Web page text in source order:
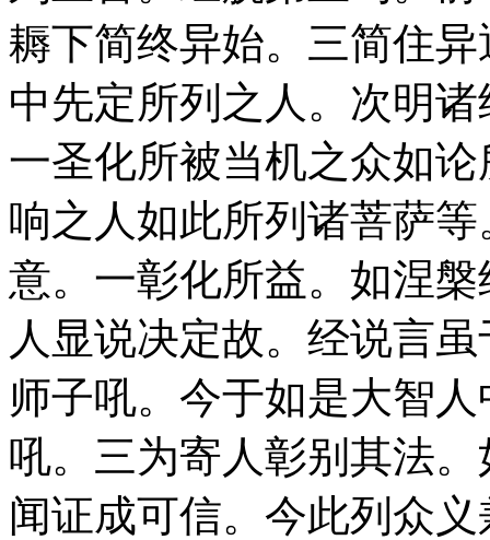
耨下简终异始。三简住
中先定所列之人。次明
一圣化所被当机之众如
响之人如此所列诸菩萨
意。一彰化所益。如涅
人显说决定故。经说言
师子吼。今于如是大智
吼。三为寄人彰别其法
闻证成可信。今此列众